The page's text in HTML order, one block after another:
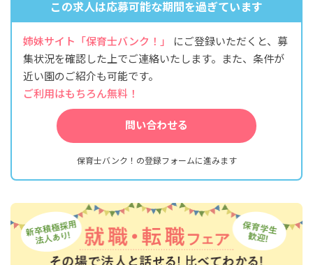
この求人は応募可能な期間を過ぎています
姉妹サイト「保育士バンク！」
にご登録いただくと、募
集状況を確認した上でご連絡いたします。また、条件が
近い園のご紹介も可能です。
ご利用はもちろん無料！
問い合わせる
保育士バンク！の登録フォームに進みます